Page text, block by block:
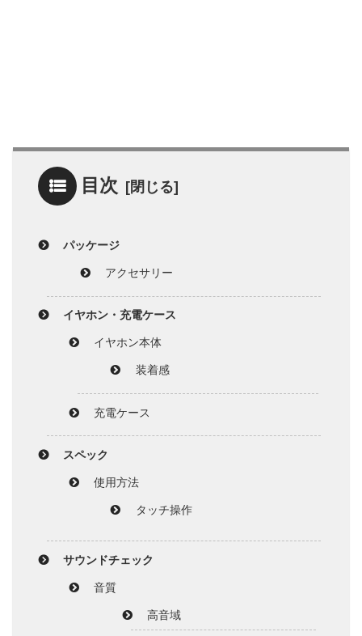
目次
パッケージ
アクセサリー
イヤホン・充電ケース
イヤホン本体
装着感
充電ケース
スペック
使用方法
タッチ操作
サウンドチェック
音質
高音域